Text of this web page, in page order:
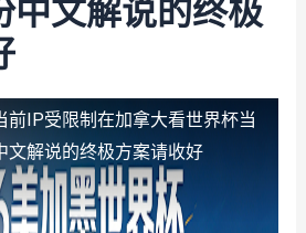
中文解说的终极
前IP受限制 在加拿大看世界杯当
文解说的终极方案请收好